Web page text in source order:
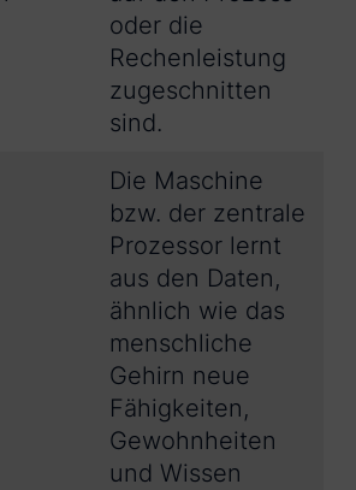
oder die
Rechenleistung
zugeschnitten
sind.
Die Maschine
bzw. der zentrale
Prozessor lernt
aus den Daten,
ähnlich wie das
menschliche
Gehirn neue
Fähigkeiten,
Gewohnheiten
und Wissen